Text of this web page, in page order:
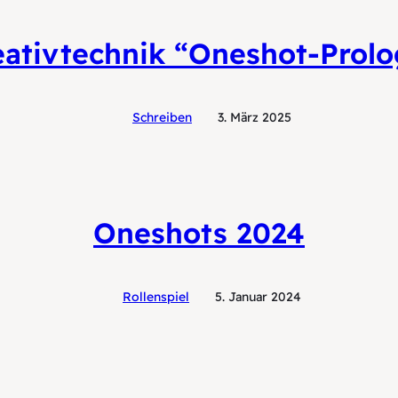
“Oneshot-
Schreiben 3. März 2025
Oneshots 2024
Rollenspiel 5. Januar 2024